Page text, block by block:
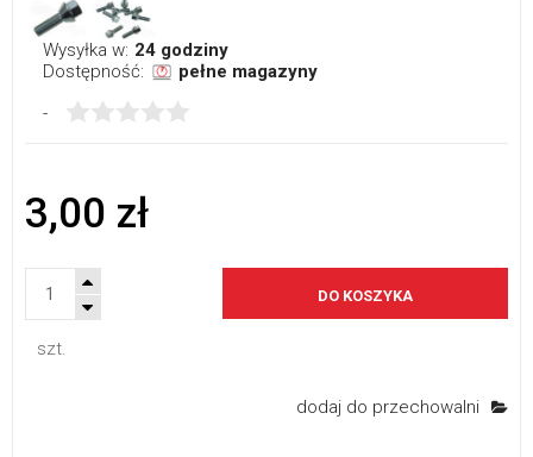
Wysyłka w: 24 godziny
Dostępność:
pełne magazyny
-
3,00 zł
szt.
DO KOSZYKA
dodaj do przechowalni